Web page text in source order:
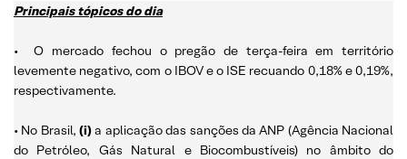
Principais tópicos do dia
• O mercado fechou o pregão de terça-feira em território
levemente negativo, com o IBOV e o ISE recuando 0,18% e 0,19%,
respectivamente.
• No Brasil,(i)a aplicação das sanções da ANP (Agência Nacional
do Petróleo, Gás Natural e Biocombustíveis) no âmbito do